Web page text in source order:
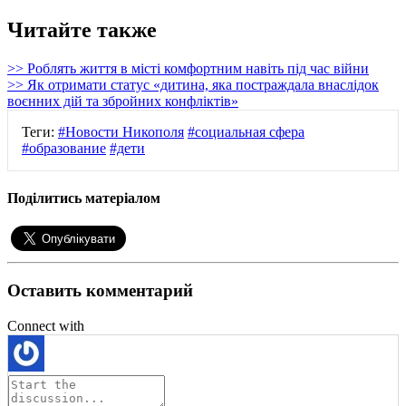
Читайте также
>> Роблять життя в місті комфортним навіть під час війни
>> Як отримати статус «дитина, яка постраждала внаслідок
воєнних дій та збройних конфліктів»
Теги: #Новости Никополя #социальная сфера
#образование #дети
Поділитись матеріалом
Оставить комментарий
Connect with